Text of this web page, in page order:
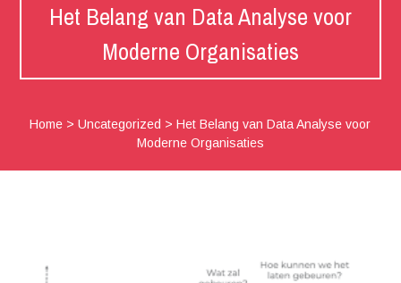
Het Belang van Data Analyse voor
Moderne Organisaties
Home >Uncategorized >Het Belang van Data Analyse voor
Moderne Organisaties